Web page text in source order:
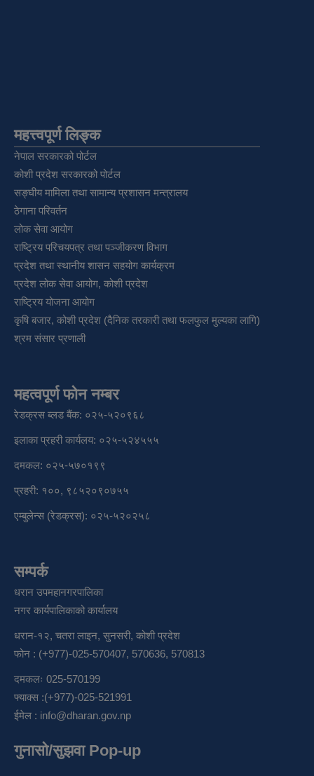
महत्त्वपूर्ण लिङ्क
नेपाल सरकारको पोर्टल
कोशी प्रदेश सरकारको पोर्टल
सङ्‍घीय मामिला तथा सामान्य प्रशासन मन्त्रालय
ठेगाना परिवर्तन
लोक सेवा आयोग
राष्ट्रिय परिचयपत्र तथा पञ्‍जीकरण विभाग
प्रदेश तथा स्थानीय शासन सहयोग कार्यक्रम
प्रदेश लोक सेवा आयोग, कोशी प्रदेश
राष्ट्रिय योजना आयोग
कृषि बजार, कोशी प्रदेश (दैनिक तरकारी तथा फलफुल मुल्यका लागि)
श्रम संसार प्रणाली
महत्वपूर्ण फोन नम्बर
रेडक्रस ब्लड बैंक: ०२५-५२०९६८
इलाका प्रहरी कार्यलय: ०२५-५२४५५५
दमकल: ०२५-५७०१९९
प्रहरी: १००, ९८५२०९०७५५
एम्बुलेन्स (रेडक्रस): ०२५-५२०२५८
सम्पर्क
धरान उपमहानगरपालिका
नगर कार्यपालिकाको कार्यालय
धरान-१२, चतरा लाइन, सुनसरी, कोशी प्रदेश
फोन : (+977)-025-570407, 570636, 570813
दमकलः 025-570199
फ्याक्स :(+977)-025-521991
ईमेल : info@dharan.gov.np
गुनासो/सुझवा Pop-up